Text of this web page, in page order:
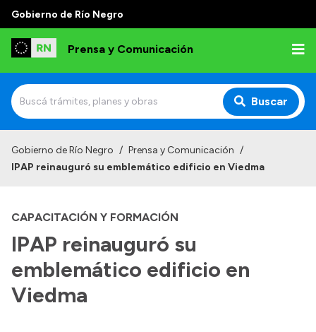
Gobierno de Río Negro
Prensa y Comunicación
Buscar
Autoridades
Archivo de noticias
Gobierno de Río Negro / Prensa y Comunicación /
IPAP reinauguró su emblemático edificio en Viedma
CAPACITACIÓN Y FORMACIÓN
IPAP reinauguró su
emblemático edificio en
Viedma